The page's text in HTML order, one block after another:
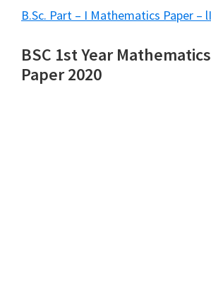
B.Sc. Part – I Mathematics Paper –
BSC 1st Year
Paper 2020